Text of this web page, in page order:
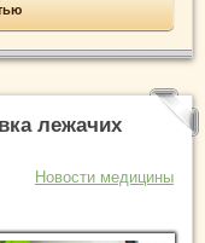
лежачих
Новости медицины